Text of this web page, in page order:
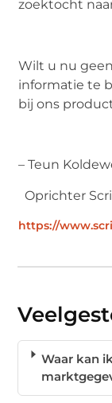
zoektocht
Wilt u nu
informatie te
bij ons
– Teun
Oprichter
https://
Waar kan